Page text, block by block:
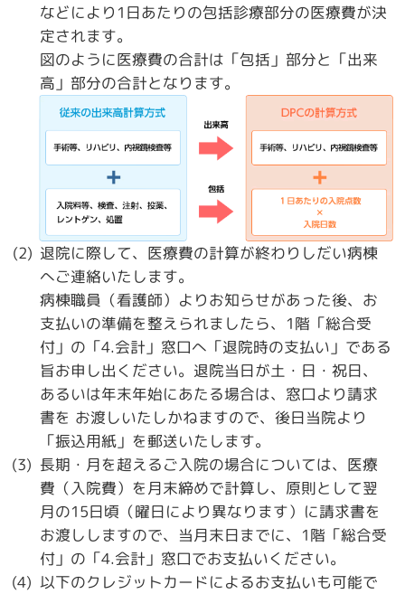
などにより1日あたりの包括診療部分の医療費が決
定されます。
図のように医療費の合計は「包括」部分と「出来
高」部分の合計となります。
退院に際して、医療費の計算が終わりしだい病棟
へご連絡いたします。
病棟職員（看護師）よりお知らせがあった後、お
支払いの準備を整えられましたら、1階「総合受
付」の「4.会計」窓口へ「退院時の支払い」である
旨お申し出ください。退院当日が土・日・祝日、
あるいは年末年始にあたる場合は、窓口より請求
書を お渡しいたしかねますので、後日当院より
「振込用紙」を郵送いたします。
長期・月を超えるご入院の場合については、医療
費（入院費）を月末締めで計算し、原則として翌
月の15日頃（曜日により異なります）に請求書を
お渡ししますので、当月末日までに、1階「総合受
付」の「4.会計」窓口でお支払いください。
以下のクレジットカードによるお支払いも可能で